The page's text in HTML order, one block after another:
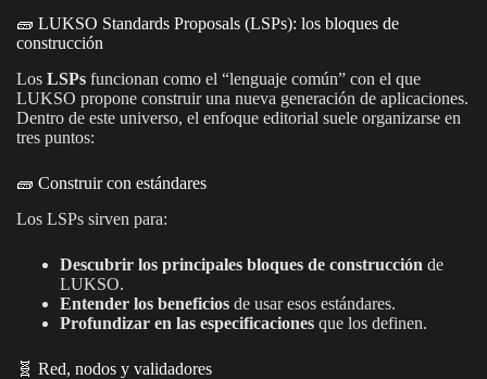
🧱 LUKSO Standards Proposals (LSPs): los bloques de
construcción
Los LSPs funcionan como el “lenguaje común” con el que
LUKSO propone construir una nueva generación de aplicaciones.
Dentro de este universo, el enfoque editorial suele organizarse en
tres puntos:
🧱 Construir con estándares
Los LSPs sirven para:
Descubrir los principales bloques de construcción de
LUKSO.
Entender los beneficios de usar esos estándares.
Profundizar en las especificaciones que los definen.
🧬 Red, nodos y validadores